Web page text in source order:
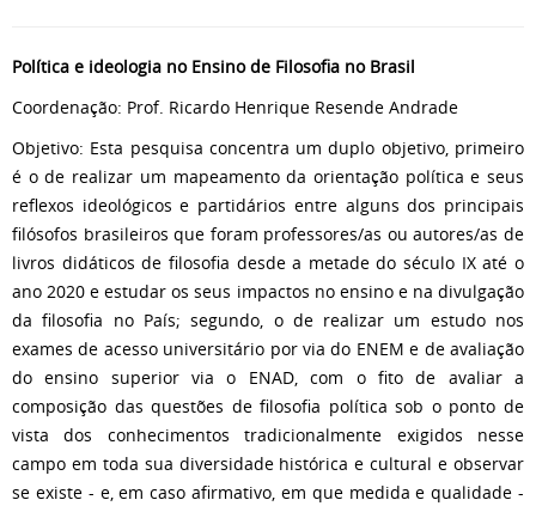
Política e ideologia no Ensino de Filosofia no Brasil
Coordenação: Prof. Ricardo Henrique Resende Andrade
Objetivo: Esta pesquisa concentra um duplo objetivo, primeiro
é o de realizar um mapeamento da orientação política e seus
reflexos ideológicos e partidários entre alguns dos principais
filósofos brasileiros que foram professores/as ou autores/as de
livros didáticos de filosofia desde a metade do século IX até o
ano 2020 e estudar os seus impactos no ensino e na divulgação
da filosofia no País; segundo, o de realizar um estudo nos
exames de acesso universitário por via do ENEM e de avaliação
do ensino superior via o ENAD, com o fito de avaliar a
composição das questões de filosofia política sob o ponto de
vista dos conhecimentos tradicionalmente exigidos nesse
campo em toda sua diversidade histórica e cultural e observar
se existe - e, em caso afirmativo, em que medida e qualidade -